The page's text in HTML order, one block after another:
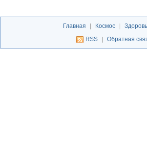
Главная | Космос |
RSS
| Обратная